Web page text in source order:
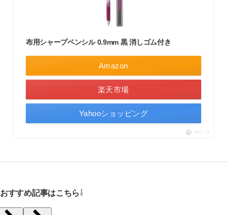
布用シャープペンシル 0.9mm 黒 消しゴム付き
Amazon
楽天市場
Yahooショッピング
ポチップ
おすすめ記事はこちら⇩